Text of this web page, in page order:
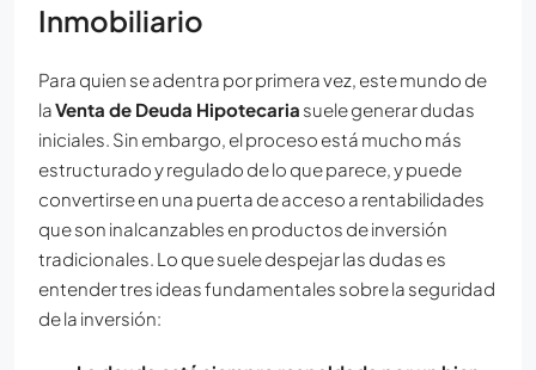
Inmobiliario
Para quien se adentra por primera vez, este mundo de
laVenta de Deuda Hipotecaria suele generar dudas
iniciales. Sin embargo, el proceso está mucho más
estructurado y regulado de lo que parece, y puede
convertirse en una puerta de acceso a rentabilidades
que son inalcanzables en productos de inversión
tradicionales. Lo que suele despejar las dudas es
entender tres ideas fundamentales sobre la seguridad
de la inversión: